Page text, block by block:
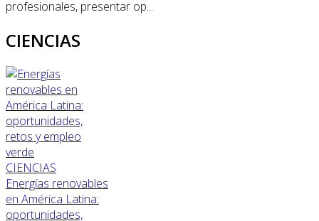
profesionales, presentar op...
CIENCIAS
CIENCIAS
Energías renovables
en América Latina:
oportunidades,